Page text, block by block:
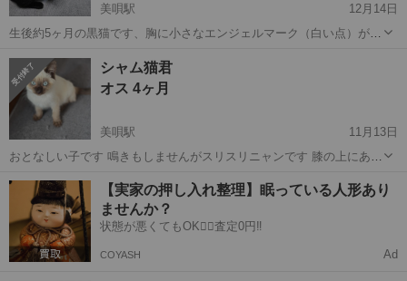
美唄駅
12月14日
生後約5ヶ月の黒猫です、胸に小さなエンジェルマーク（白い点）があ
家のボイラー室にお母さん猫と子猫３匹が住み着きました。甘えん坊
の面も見せてくれますが、なかなかやん...
北海道 美唄市 美唄駅
シャム猫君
オス 4ヶ月
美唄駅
11月13日
おとなしい子です 鳴きもしませんがスリスリニャンです 膝の上にあが
少しガリガリです 鼻水くしゃみがありましたので病院で注射はしまし
たが まだ通院が必要です ...
北海道 美唄市 美唄駅 猫 シャム猫
【実家の押し入れ整理】眠っている人形あり
ませんか？
状態が悪くてもOK🙆‍♀️査定0円‼️
COYASH Ad